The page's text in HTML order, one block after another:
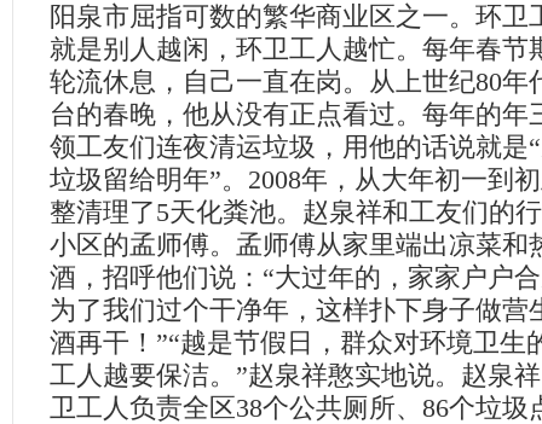
阳泉市屈指可数的繁华商业区之一。环卫
就是别人越闲，环卫工人越忙。每年春节
轮流休息，自己一直在岗。从上世纪80年
台的春晚，他从没有正点看过。每年的年
领工友们连夜清运垃圾，用他的话说就是
垃圾留给明年”。 2008年，从大年初一到
整清理了5天化粪池。赵泉祥和工友们的
小区的孟师傅。孟师傅从家里端出凉菜和
酒，招呼他们说：“大过年的，家家户户
为了我们过个干净年，这样扑下身子做营
酒再干！”“越是节假日，群众对环境卫生
工人越要保洁。”赵泉祥憨实地说。赵泉
卫工人负责全区38个公共厕所、 86个垃圾